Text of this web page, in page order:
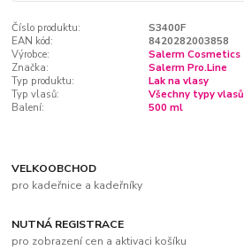
Číslo produktu:
S3400F
EAN kód:
8420282003858
Výrobce:
Salerm Cosmetics
Značka:
Salerm Pro.Line
Typ produktu:
Lak na vlasy
Typ vlasů:
Všechny typy vlasů
Balení:
500 ml
VELKOOBCHOD
pro kadeřnice a kadeřníky
NUTNÁ REGISTRACE
pro zobrazení cen a aktivaci košíku